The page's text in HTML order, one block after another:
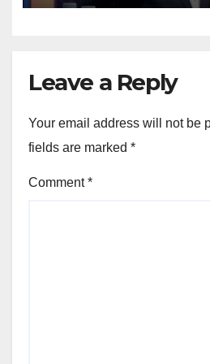
Leave a Reply
Your email address will not be
fields are marked *
Comment*